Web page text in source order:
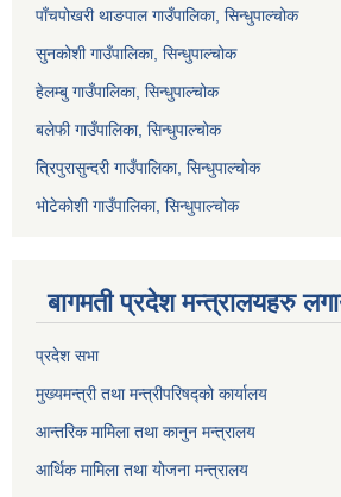
पाँचपोखरी थाङपाल गाउँपालिका, सिन्धुपाल्चोक
सुनकोशी गाउँपालिका, सिन्धुपाल्चोक
हेलम्बु गाउँपालिका, सिन्धुपाल्चोक
बलेफी गाउँपालिका, सिन्धुपाल्चोक
त्रिपुरासुन्दरी गाउँपालिका, सिन्धुपाल्चोक
भोटेकोशी गाउँपालिका, सिन्धुपाल्चोक
बागमती प्रदेश मन्त्रालयहरु
प्रदेश सभा
मुख्यमन्त्री तथा मन्त्रीपरिषद्को कार्यालय
आन्तरिक मामिला तथा कानुन मन्त्रालय
आर्थिक मामिला तथा योजना मन्त्रालय